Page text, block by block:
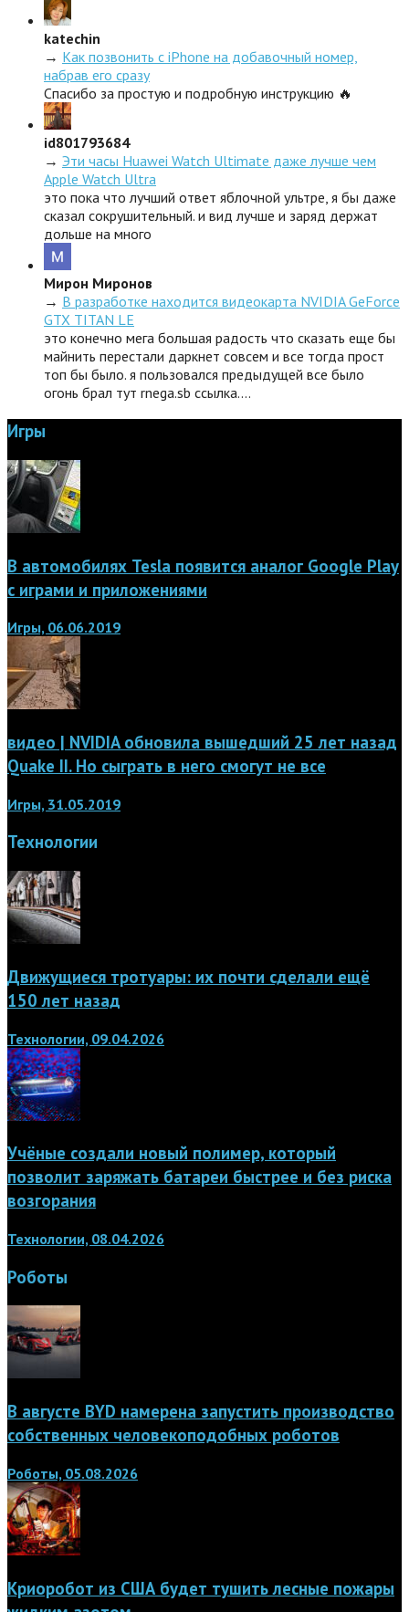
katechin
→ Как позвонить с iPhone на добавочный номер,
набрав его сразу
Спасибо за простую и подробную инструкцию 🔥
id801793684
→ Эти часы Huawei Watch Ultimate даже лучше чем
Apple Watch Ultra
это пока что лучший ответ яблочной ультре, я бы даже
сказал сокрушительный. и вид лучше и заряд держат
дольше на много
Мирон Миронов
→ В разработке находится видеокарта NVIDIA GeForce
GTX TITAN LE
это конечно мега большая радость что сказать еще бы
майнить перестали даркнет совсем и все тогда прост
топ бы было. я пользовался предыдущей все было
огонь брал тут rnega.sb ссылка.…
Игры
В автомобилях Tesla появится аналог Google Play
с играми и приложениями
Игры, 06.06.2019
видео | NVIDIA обновила вышедший 25 лет назад
Quake II. Но сыграть в него смогут не все
Игры, 31.05.2019
Технологии
Движущиеся тротуары: их почти сделали ещё
150 лет назад
Технологии, 09.04.2026
Учёные создали новый полимер, который
позволит заряжать батареи быстрее и без риска
возгорания
Технологии, 08.04.2026
Роботы
В августе BYD намерена запустить производство
собственных человекоподобных роботов
Роботы, 05.08.2026
Криоробот из США будет тушить лесные пожары